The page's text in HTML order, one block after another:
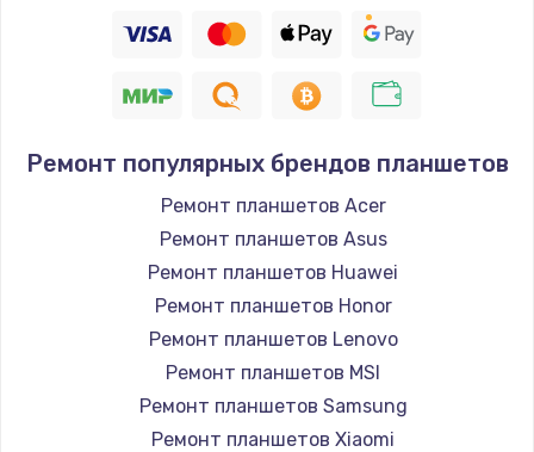
Ремонт популярных брендов планшетов
Ремонт планшетов Acer
Ремонт планшетов Asus
Ремонт планшетов Huawei
Ремонт планшетов Honor
Ремонт планшетов Lenovo
Ремонт планшетов MSI
Ремонт планшетов Samsung
Ремонт планшетов Xiaomi